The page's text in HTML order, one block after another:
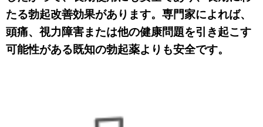
たる勃起改善効果があります。専門家によれば、
頭痛、視力障害または他の健康問題を引き起こす
可能性がある既知の勃起薬よりも安全です。